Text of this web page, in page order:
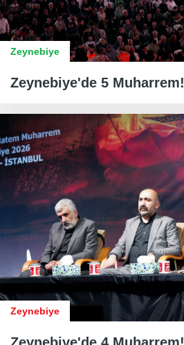
Zeynebiye
Zeynebiye'de 5 Muharrem!
Zeynebiye